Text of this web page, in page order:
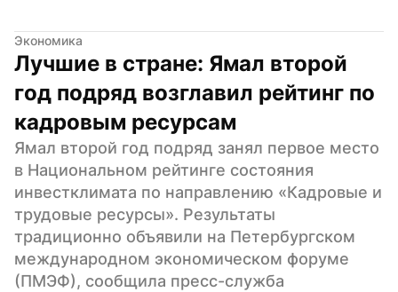
Экономика
Лучшие в стране: Ямал второй
год подряд возглавил рейтинг по
кадровым ресурсам
Ямал второй год подряд занял первое место
в Национальном рейтинге состояния
инвестклимата по направлению «Кадровые и
трудовые ресурсы». Результаты
традиционно объявили на Петербургском
международном экономическом форуме
(ПМЭФ), сообщила пресс-служба